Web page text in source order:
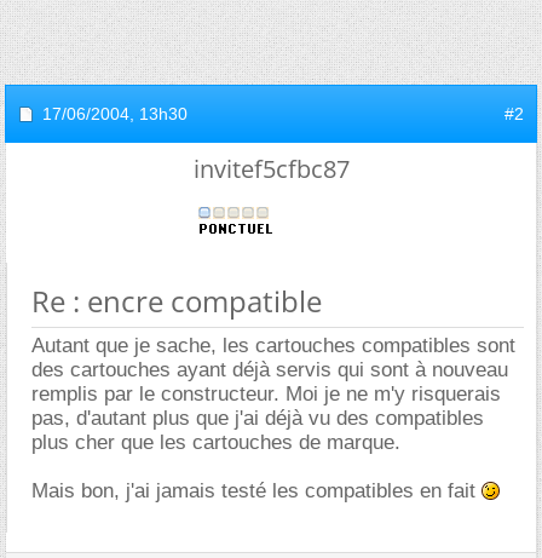
17/06/2004, 13h30 #2
invitef5cfbc87
Re : encre compatible
Autant que je sache, les cartouches compatibles sont
des cartouches ayant déjà servis qui sont à nouveau
remplis par le constructeur. Moi je ne m'y risquerais
pas, d'autant plus que j'ai déjà vu des compatibles
plus cher que les cartouches de marque.
Mais bon, j'ai jamais testé les compatibles en fait